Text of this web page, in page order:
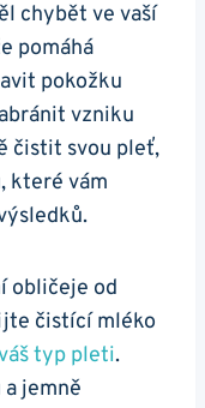
chybět ‍ve vaší
pomáhá
pokožku
vzniku
čistit svou pleť,
‌které vám
obličeje ⁤od
‌čistící mléko
typ pleti.
jemně⁤